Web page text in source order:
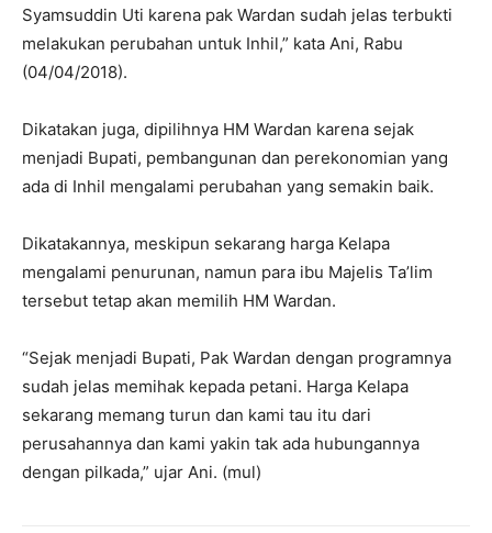
Syamsuddin Uti karena pak Wardan sudah jelas terbukti
melakukan perubahan untuk Inhil,” kata Ani, Rabu
(04/04/2018).
Dikatakan juga, dipilihnya HM Wardan karena sejak
menjadi Bupati, pembangunan dan perekonomian yang
ada di Inhil mengalami perubahan yang semakin baik.
Dikatakannya, meskipun sekarang harga Kelapa
mengalami penurunan, namun para ibu Majelis Ta’lim
tersebut tetap akan memilih HM Wardan.
“Sejak menjadi Bupati, Pak Wardan dengan programnya
sudah jelas memihak kepada petani. Harga Kelapa
sekarang memang turun dan kami tau itu dari
perusahannya dan kami yakin tak ada hubungannya
dengan pilkada,” ujar Ani. (mul)